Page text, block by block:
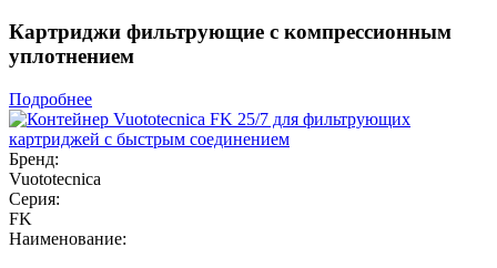
Картриджи фильтрующие с компрессионным
уплотнением
Подробнее
Бренд:
Vuototecnica
Серия:
FK
Наименование: